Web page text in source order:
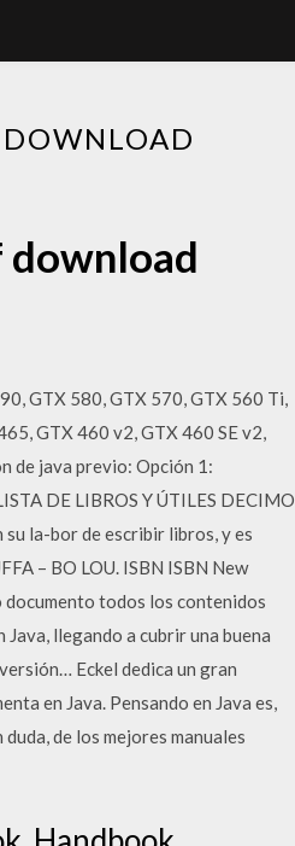
download
GTX 580, GTX 570, GTX 560 Ti,
GTX 460 v2, GTX 460 SE v2,
de java previo: Opción 1:
DE LIBROS Y ÚTILES DECIMO
la-bor de escribir libros, y es
– BO LOU. ISBN ISBN New
documento todos los contenidos
llegando a cubrir una buena
Eckel dedica un gran
en Java. Pensando en Java es,
de los mejores manuales